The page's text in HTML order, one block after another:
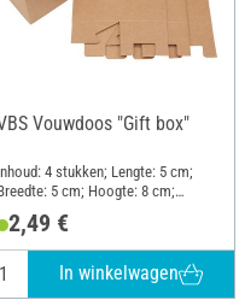
Vouwdoos "Gift box"
4 stukken; Lengte: 5 cm;
5 cm; Hoogte: 8 cm;
2,49 €
In winkelwagen